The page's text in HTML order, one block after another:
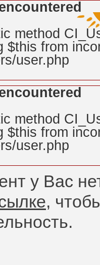
method
$this from
user.php
method
$this from
user.php
у Вас
,